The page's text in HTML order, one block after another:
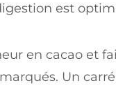
est
en cacao et
Un